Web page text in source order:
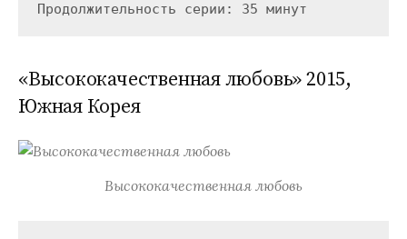
«Высококачественная любовь» 2015,
Южная Корея
Высококачественная любовь